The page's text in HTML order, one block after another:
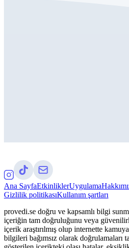
Ana SayfaEtkinliklerUygulama
Gizlilik politikasıKullanım şartları
provedi.se doğru ve kapsamlı bilgi
içeriğin tam doğruluğunu veya
içerik araştırılmış olup internette kamuya
bilgileri bağımsız olarak doğrulamaları